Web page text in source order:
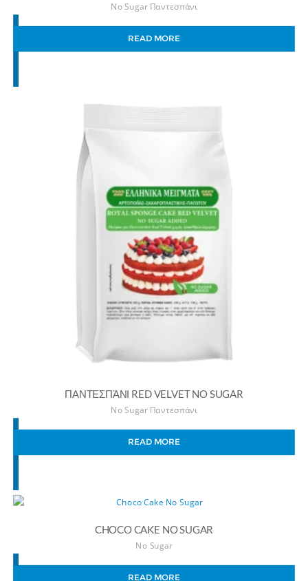
No Sugar Παντεσπάνι
READ MORE
ΠΑΝΤΕΣΠΆΝΙ RED VELVET NO SUGAR
No Sugar Παντεσπάνι
READ MORE
CHOCO CAKE NO SUGAR
No Sugar
READ MORE